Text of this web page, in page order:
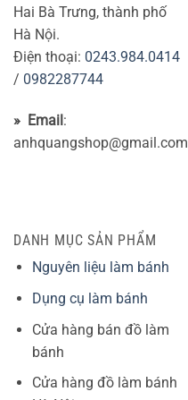
Hai Bà Trưng, thành phố
Hà Nội.
Điện thoại: 0243.984.0414
/ 0982287744
» Email:
anhquangshop@gmail.com
DANH MỤC SẢN PHẨM
Nguyên liệu làm bánh
Dụng cụ làm bánh
Cửa hàng bán đồ làm
bánh
Cửa hàng đồ làm bánh